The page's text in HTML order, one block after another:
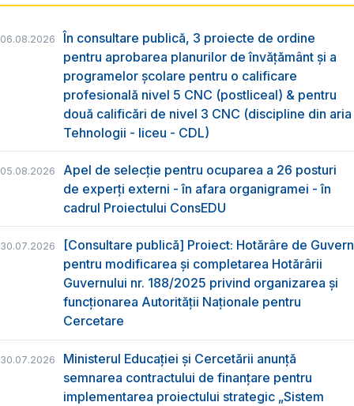
06.08.2026
În consultare publică, 3 proiecte de ordine
pentru aprobarea planurilor de învățământ și a
programelor școlare pentru o calificare
profesională nivel 5 CNC (postliceal) & pentru
două calificări de nivel 3 CNC (discipline din aria
Tehnologii - liceu - CDL)
05.08.2026
Apel de selecție pentru ocuparea a 26 posturi
de experți externi - în afara organigramei - în
cadrul Proiectului ConsEDU
30.07.2026
[Consultare publică] Proiect: Hotărâre de Guvern
pentru modificarea și completarea Hotărârii
Guvernului nr. 188/2025 privind organizarea şi
funcţionarea Autorităţii Naţionale pentru
Cercetare
30.07.2026
Ministerul Educației și Cercetării anunță
semnarea contractului de finanțare pentru
implementarea proiectului strategic „Sistem